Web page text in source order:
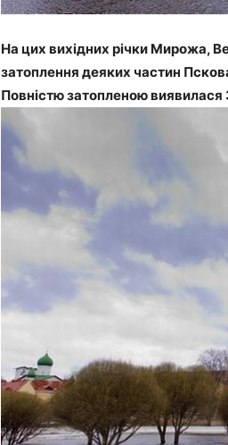
На цих вихідних річки Мирожа,
затоплення деяких частин
Повністю затопленою